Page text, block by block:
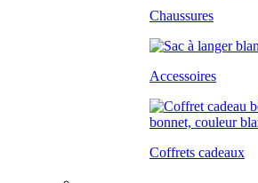
Chaussures
Accessoires
Coffrets cadeaux